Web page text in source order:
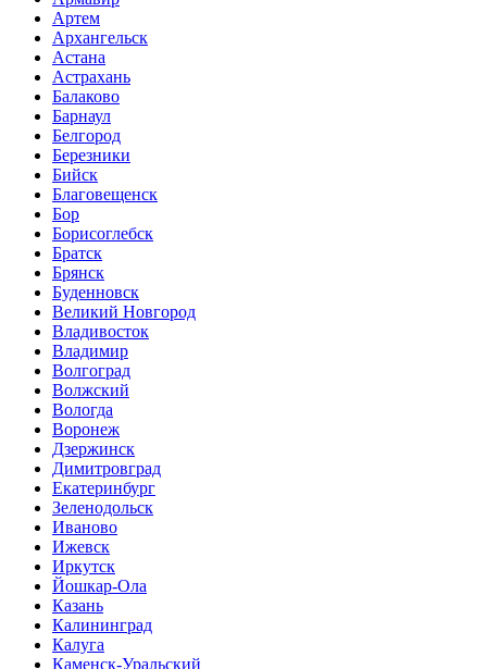
Артем
Архангельск
Астана
Астрахань
Балаково
Барнаул
Белгород
Березники
Бийск
Благовещенск
Бор
Борисоглебск
Братск
Брянск
Буденновск
Великий Новгород
Владивосток
Владимир
Волгоград
Волжский
Вологда
Воронеж
Дзержинск
Димитровград
Екатеринбург
Зеленодольск
Иваново
Ижевск
Иркутск
Йошкар-Ола
Казань
Калининград
Калуга
Каменск-Уральский